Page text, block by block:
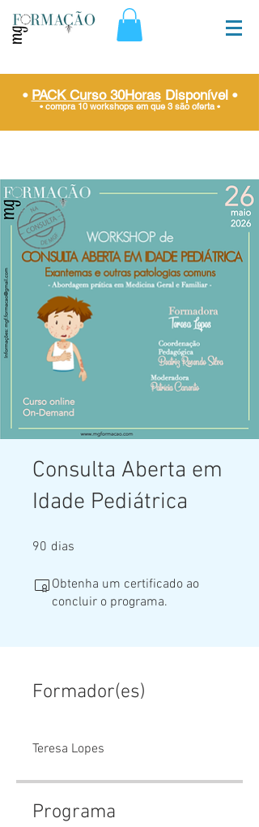
• PACK Curso 30HorasDisponível •
• compra 10 workshops em que 3 são oferta •
Consulta Aberta em
Idade Pediátrica
90 dias
Obtenha um certificado ao
concluir o programa.
Formador(es)
Teresa Lopes
Programa